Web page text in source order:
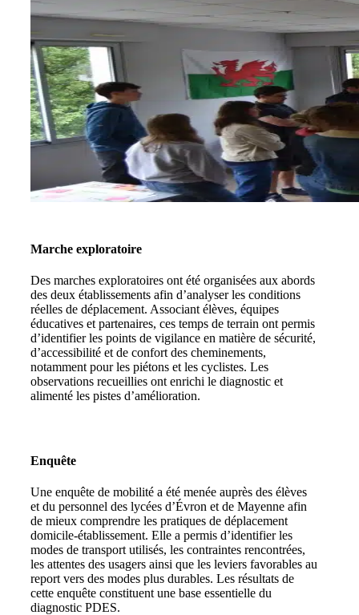
Marche exploratoire
Des marches exploratoires ont été organisées aux abords
des deux établissements afin d’analyser les conditions
réelles de déplacement. Associant élèves, équipes
éducatives et partenaires, ces temps de terrain ont permis
d’identifier les points de vigilance en matière de sécurité,
d’accessibilité et de confort des cheminements,
notamment pour les piétons et les cyclistes. Les
observations recueillies ont enrichi le diagnostic et
alimenté les pistes d’amélioration.
Enquête
Une enquête de mobilité a été menée auprès des élèves
et du personnel des lycées d’Évron et de Mayenne afin
de mieux comprendre les pratiques de déplacement
domicile-établissement. Elle a permis d’identifier les
modes de transport utilisés, les contraintes rencontrées,
les attentes des usagers ainsi que les leviers favorables au
report vers des modes plus durables. Les résultats de
cette enquête constituent une base essentielle du
diagnostic PDES.